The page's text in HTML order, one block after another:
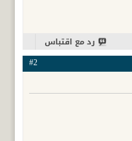
رد مع اقتباس
#2